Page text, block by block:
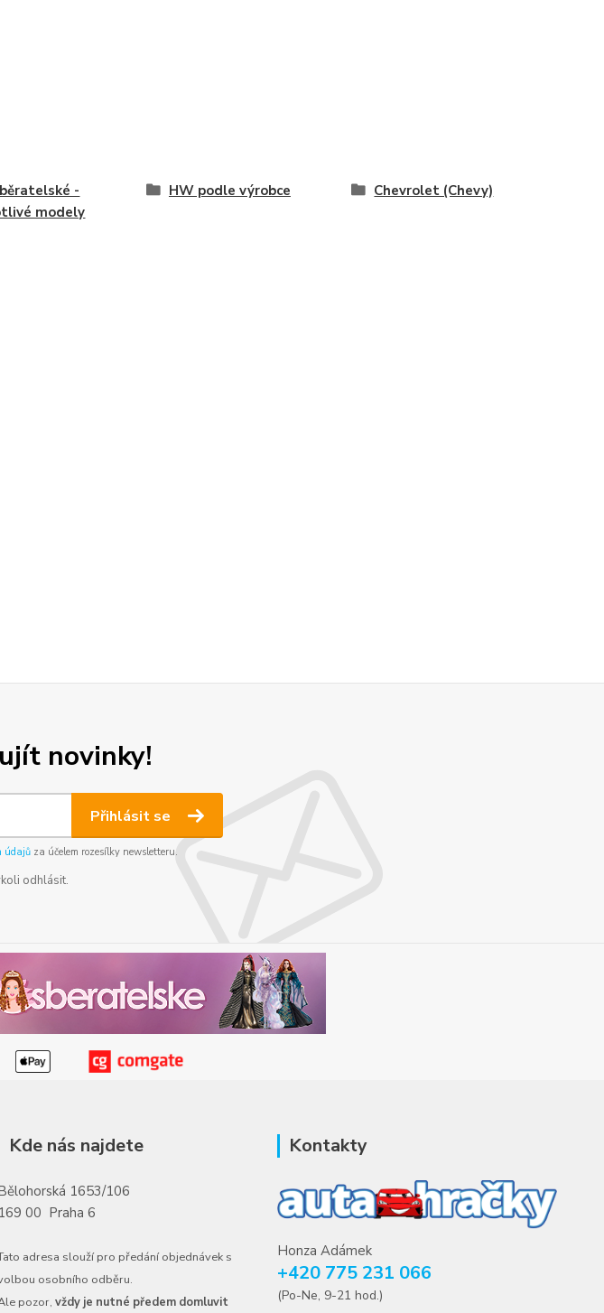
-
modely
HW podle výrobce Chevrolet (Chevy)
novinky!
Přihlásit se
údajůza účelem rozesílky newsletteru.
odhlásit.
Kde nás najdete
1653/106
169 00 Praha 6
adresa slouží pro předání objednávek s
osobního odběru.
pozor, vždy je nutné předem domluvit
Kontakty
Honza Adámek
+420 775 231 066
(Po-Ne, 9-21 hod.)